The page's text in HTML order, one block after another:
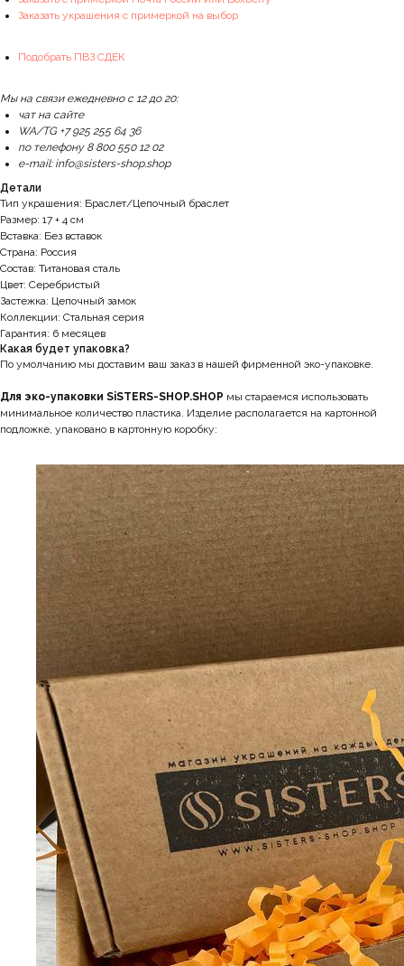
Заказать украшения с примеркой на выбор
Подобрать ПВЗ СДЕК
Мы на связи ежедневно с 12 до 20:
чат на сайте
WA/TG +7 925 255 64 36
по телефону 8 800 550 12 02
e-mail: info@sisters-shop.shop
Детали
Тип украшения: Браслет/Цепочный браслет
Размер: 17 + 4 см
Вставка: Без вставок
Страна: Россия
Состав: Титановая сталь
Цвет: Серебристый
Застежка: Цепочный замок
Коллекции: Стальная серия
Гарантия: 6 месяцев
Какая будет упаковка?
По умолчанию мы доставим ваш заказ в нашей фирменной эко-упаковке.
Для эко-упаковки SiSTERS-SHOP.SHOP мы стараемся использовать
минимальное количество пластика. Изделие располагается на картонной
подложке, упаковано в картонную коробку: